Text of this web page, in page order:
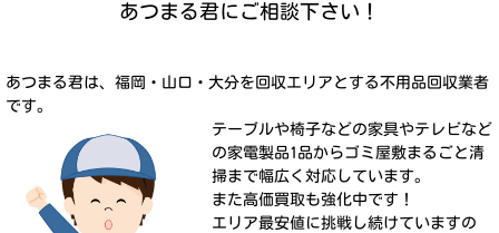
あつまる君にご相談下さい！
あつまる君は、福岡・山口・大分を回収エリアとする不用品回収業者
です。
テーブルや椅子などの家具やテレビなど
の家電製品1品からゴミ屋敷まるごと清
掃まで幅広く対応しています。
また高価買取も強化中です！
エリア最安値に挑戦し続けていますの